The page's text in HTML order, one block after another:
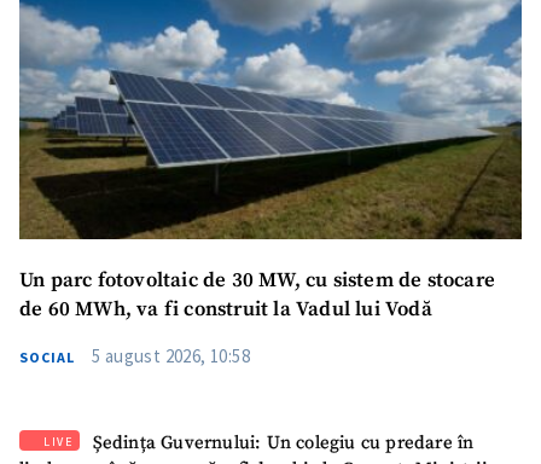
Un parc fotovoltaic de 30 MW, cu sistem de stocare
de 60 MWh, va fi construit la Vadul lui Vodă
SOCIAL 5 august 2026, 10:58
LIVE
Ședința Guvernului: Un colegiu cu predare în